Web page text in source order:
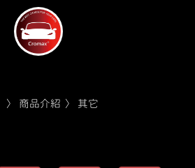
〉 商品介紹 〉 其它